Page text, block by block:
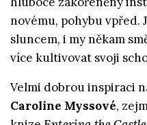
novému, pohybu vpřed.
sluncem, i my někam
více kultivovat svoji
Velmi dobrou inspiraci
Caroline Myssové,